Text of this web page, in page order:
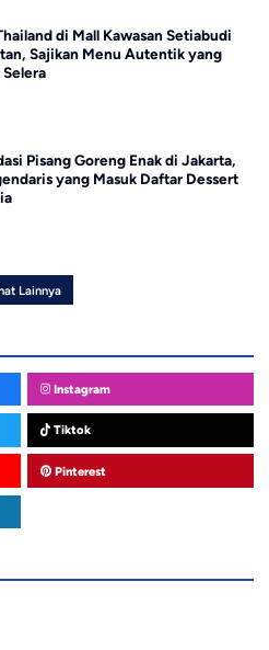
di Mall Kawasan Setiabudi
Sajikan Menu Autentik yang
Pisang Goreng Enak di Jakarta,
yang Masuk Daftar Dessert
Lainnya
Instagram
Tiktok
Pinterest